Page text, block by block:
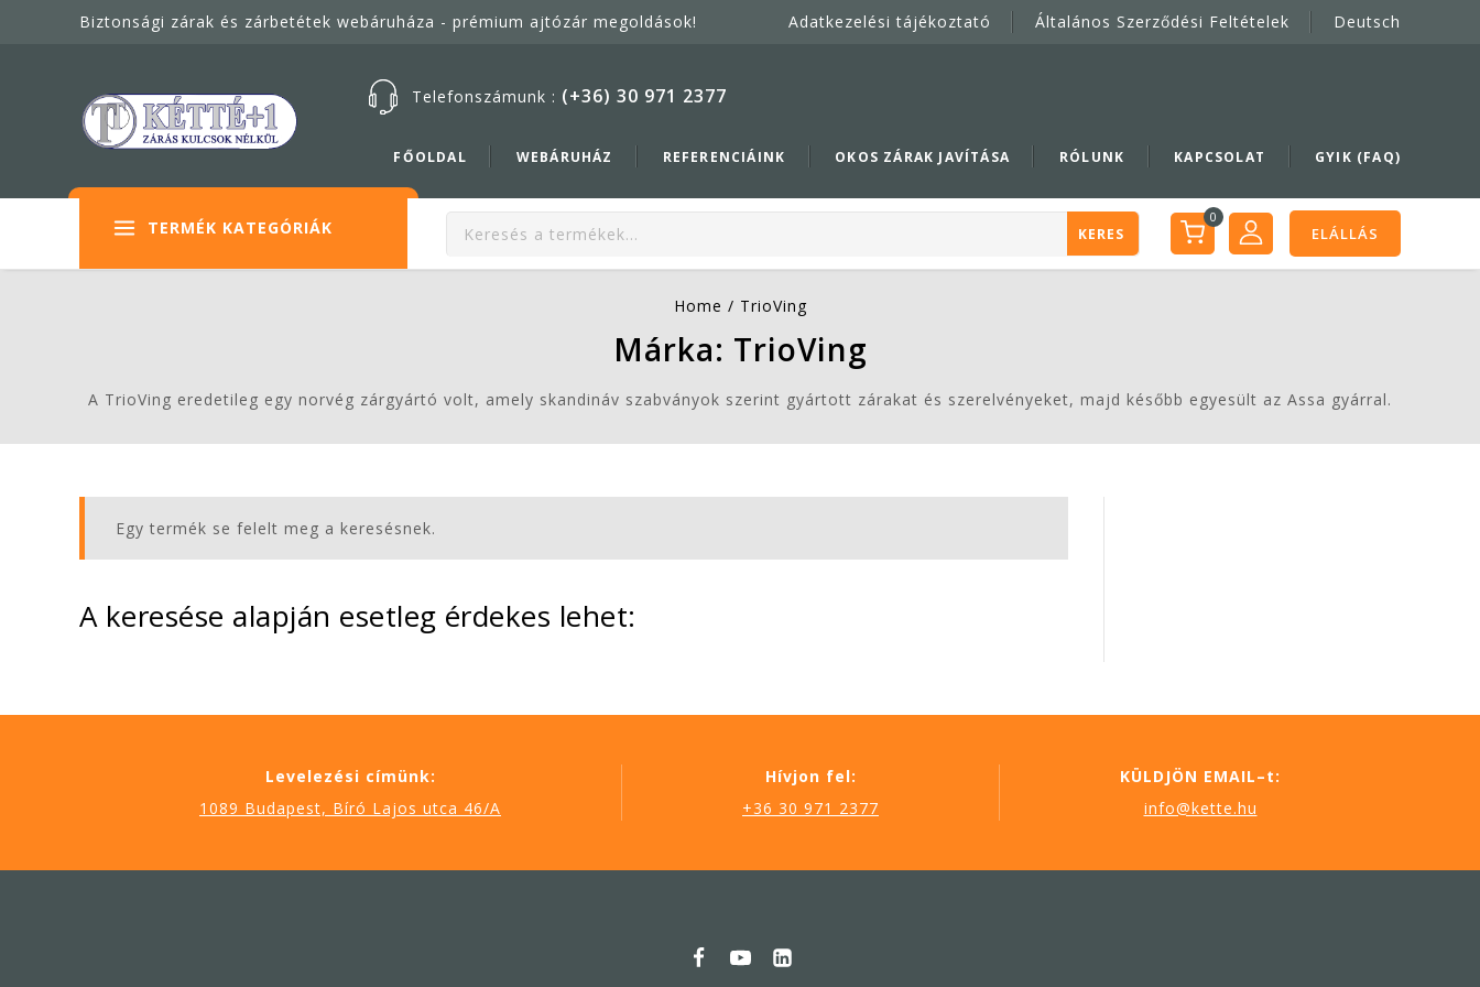
Biztonsági zárak és zárbetétek webáruháza - prémium ajtózár megoldások!
Adatkezelési tájékoztató Általános Szerződési Feltételek Deutsch
Telefonszámunk : (+36) 30 971 2377
FŐOLDAL WEBÁRUHÁZ REFERENCIÁINK OKOS ZÁRAK JAVÍTÁSA RÓLUNK KAPCSOLAT GYIK (FAQ)
TERMÉK KATEGÓRIÁK KERES
0
ELÁLLÁS
Home / TrioVing
Márka: TrioVing
A TrioVing eredetileg egy norvég zárgyártó volt, amely skandináv szabványok szerint gyártott zárakat és szerelvényeket, majd később egyesült az Assa gyárral.
Egy termék se felelt meg a keresésnek.
A keresése alapján esetleg érdekes lehet:
Levelezési címünk:
1089 Budapest, Bíró Lajos utca 46/A
Hívjon fel:
+36 30 971 2377
KÜLDJÖN EMAIL–t:
info@kette.hu